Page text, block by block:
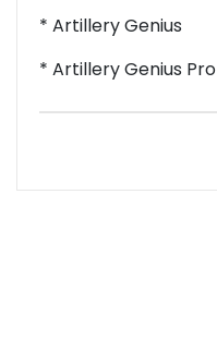
* Artillery Genius
* Artillery Genius Pro